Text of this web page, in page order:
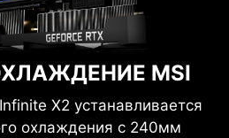
MSI
X2 устанавливается
охлаждения с 240мм